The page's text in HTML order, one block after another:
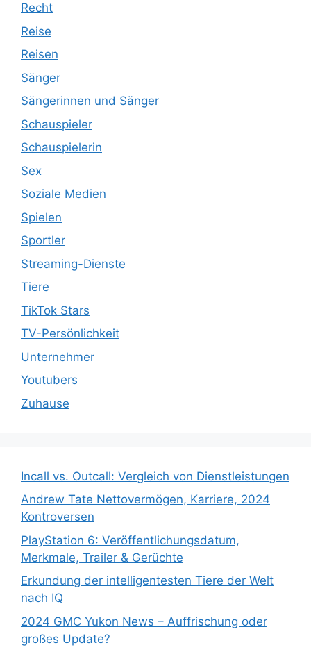
Recht
Reise
Reisen
Sänger
Sängerinnen und Sänger
Schauspieler
Schauspielerin
Sex
Soziale Medien
Spielen
Sportler
Streaming-Dienste
Tiere
TikTok Stars
TV-Persönlichkeit
Unternehmer
Youtubers
Zuhause
Incall vs. Outcall: Vergleich von Dienstleistungen
Andrew Tate Nettovermögen, Karriere, 2024
Kontroversen
PlayStation 6: Veröffentlichungsdatum,
Merkmale, Trailer & Gerüchte
Erkundung der intelligentesten Tiere der Welt
nach IQ
2024 GMC Yukon News – Auffrischung oder
großes Update?